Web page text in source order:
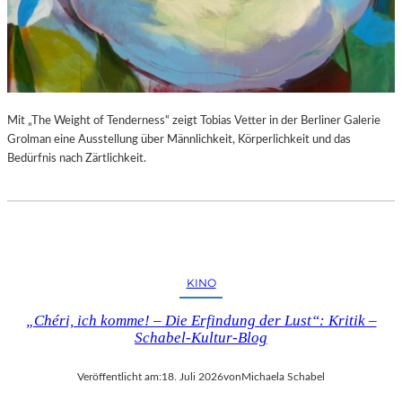
Mit „The Weight of Tenderness“ zeigt Tobias Vetter in der Berliner Galerie
Grolman eine Ausstellung über Männlichkeit, Körperlichkeit und das
Bedürfnis nach Zärtlichkeit.
KINO
„Chéri, ich komme! – Die Erfindung der Lust“: Kritik –
Schabel-Kultur-Blog
Veröffentlicht am:18. Juli 2026vonMichaela Schabel